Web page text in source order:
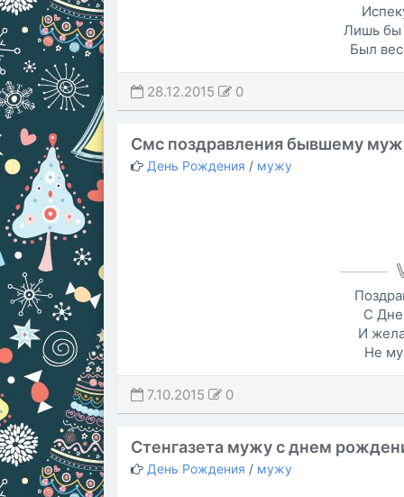
Лишь бы
Был
28.12.2015 0
Смс поздравления бывшему
День Рождения / мужу
С
И
Не
7.10.2015 0
Стенгазета мужу с днем
День Рождения / мужу